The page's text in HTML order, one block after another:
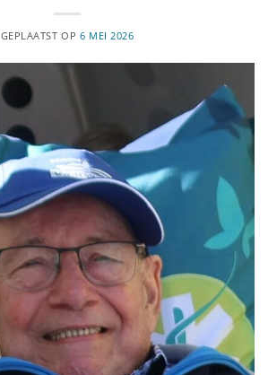
GEPLAATST OP 6 MEI 2026